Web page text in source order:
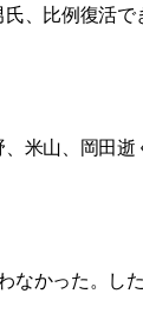
氏、比例復活で
、米山、岡田
なかった。し